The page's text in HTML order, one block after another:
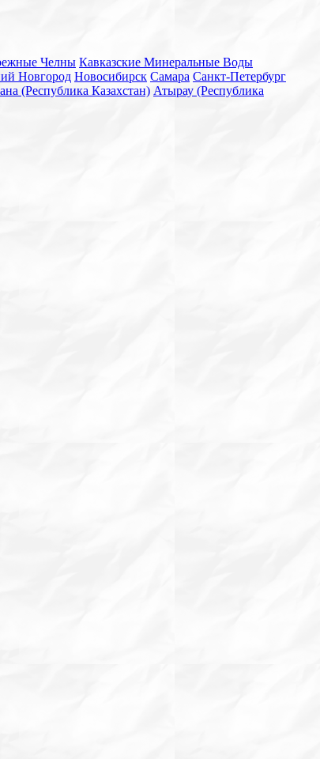
Челны Кавказские Минеральные Воды
Новгород Новосибирск Самара Санкт-Петербург
(Республика Казахстан) Атырау (Республика